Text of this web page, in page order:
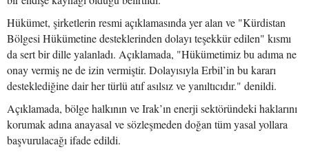
Hükümet, şirketlerin resmi açıklamasında yer alan ve "Kürdistan
Bölgesi Hükümetine desteklerinden dolayı teşekkür edilen" kısmı
da sert bir dille yalanladı. Açıklamada, "Hükümetimiz bu adıma ne
onay vermiş ne de izin vermiştir. Dolayısıyla Erbil’in bu kararı
desteklediğine dair her türlü atıf asılsız ve yanıltıcıdır." denildi.
Açıklamada, bölge halkının ve Irak’ın enerji sektöründeki haklarını
korumak adına anayasal ve sözleşmeden doğan tüm yasal yollara
başvurulacağı ifade edildi.